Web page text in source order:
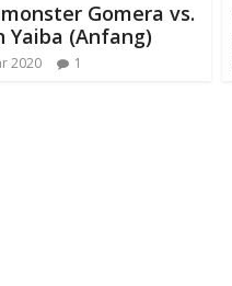
Gomera vs.
Yaiba (Anfang)
2020 1